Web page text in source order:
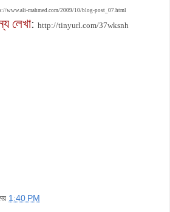
www.ali-mahmed.com/2009/10/blog-post_07.html
লেখা: http://tinyurl.com/37wksnh
1:40 PM